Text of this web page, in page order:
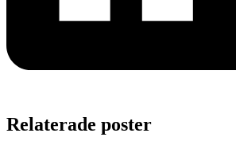
Relaterade poster